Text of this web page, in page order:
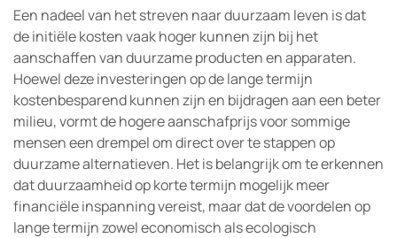
Een nadeel van het streven naar duurzaam leven is dat
de initiële kosten vaak hoger kunnen zijn bij het
aanschaffen van duurzame producten en apparaten.
Hoewel deze investeringen op de lange termijn
kostenbesparend kunnen zijn en bijdragen aan een beter
milieu, vormt de hogere aanschafprijs voor sommige
mensen een drempel om direct over te stappen op
duurzame alternatieven. Het is belangrijk om te erkennen
dat duurzaamheid op korte termijn mogelijk meer
financiële inspanning vereist, maar dat de voordelen op
lange termijn zowel economisch als ecologisch